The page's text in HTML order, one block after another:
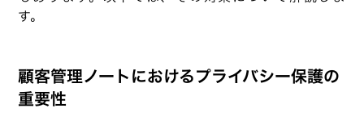
す。
顧客管理ノートにおけるプライバシー保護の
重要性